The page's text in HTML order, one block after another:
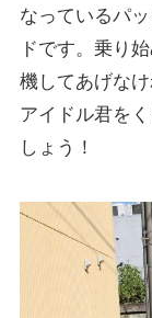
なっているパ
ドです。乗り
機してあげな
アイドル君を
しょう！